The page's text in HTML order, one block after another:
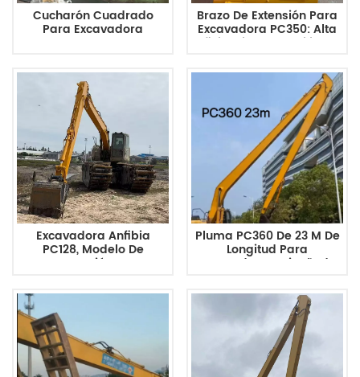
Cucharón Cuadrado
Para Excavadora
Materiales
Brazo De Extensión Para
Excavadora PC350: Alta
Eficiencia Y Durabilidad
Dragado Y Construcción.
Excavadora Anfibia
PC128, Modelo De
Exportación, Con
De Largo Alcance.
Pluma PC360 De 23 M De
Longitud Para
Excavadoras: Diseñada
Excavación De Alto
Rendimiento.